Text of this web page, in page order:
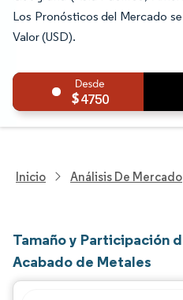
Los Pronósticos del Mercado
Valor (USD).
4750
Inicio Análisis De Mercado
Tamaño y Participación
Acabado de Metales